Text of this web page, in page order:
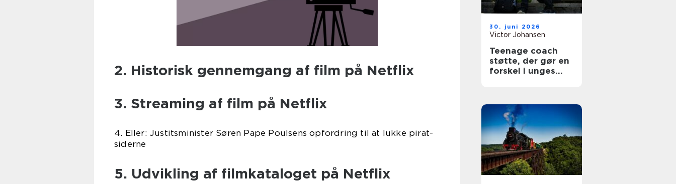
2. Historisk gennemgang af film på Netflix
3. Streaming af film på Netflix
4. Eller: Justitsminister Søren Pape Poulsens opfordring til at lukke pirat-
siderne
5. Udvikling af filmkataloget på Netflix
30. juni 2026
Victor Johansen
Teenage coach
støtte, der gør en
forskel i unges